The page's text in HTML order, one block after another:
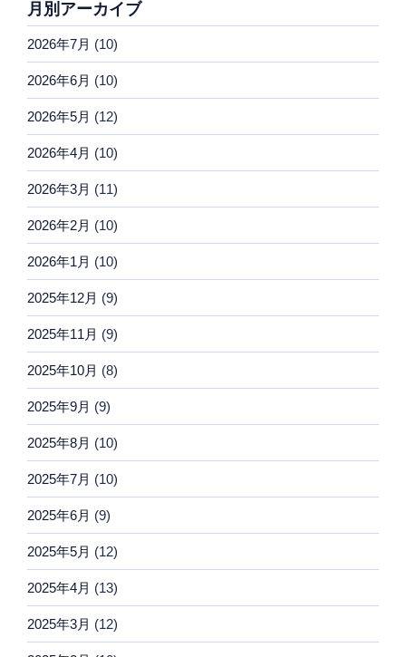
月別アーカイブ
2026年7月 (10)
2026年6月 (10)
2026年5月 (12)
2026年4月 (10)
2026年3月 (11)
2026年2月 (10)
2026年1月 (10)
2025年12月 (9)
2025年11月 (9)
2025年10月 (8)
2025年9月 (9)
2025年8月 (10)
2025年7月 (10)
2025年6月 (9)
2025年5月 (12)
2025年4月 (13)
2025年3月 (12)